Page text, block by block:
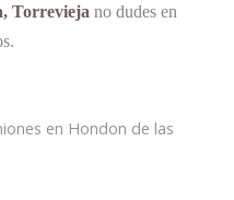
Torrevieja no dudes en
en Hondon de las